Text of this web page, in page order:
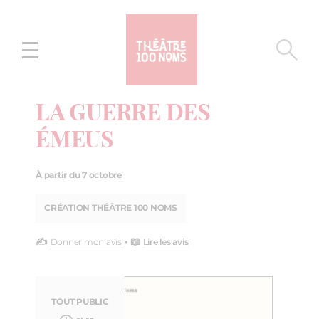
menu
LA GUERRE DES
ÉMEUS
À partir du 7 octobre
CRÉATION THÉÂTRE 100 NOMS
✍️ Donner mon avis• 📖 Lire les avis
TOUT PUBLIC